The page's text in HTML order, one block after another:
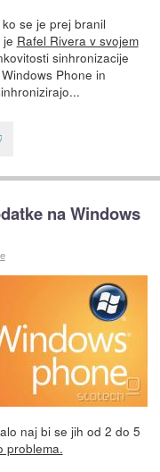
se je prej branil
Rafel Rivera v svojem
sinhronizacije
Phone in
na Windows
naj bi se jih od 2 do 5
problema.